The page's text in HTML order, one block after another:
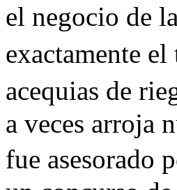
el negocio de
exactamente
acequias de
a veces arroja
fue asesorado